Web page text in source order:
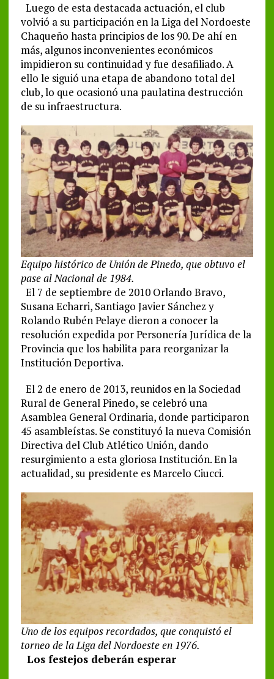
Luego de esta destacada actuación, el club
volvió a su participación en la Liga del Nordoeste
Chaqueño hasta principios de los 90. De ahí en
más, algunos inconvenientes económicos
impidieron su continuidad y fue desafiliado. A
ello le siguió una etapa de abandono total del
club, lo que ocasionó una paulatina destrucción
de su infraestructura.
Equipo histórico de Unión de Pinedo, que obtuvo el
pase al Nacional de 1984.
El 7 de septiembre de 2010 Orlando Bravo,
Susana Echarri, Santiago Javier Sánchez y
Rolando Rubén Pelaye dieron a conocer la
resolución expedida por Personería Jurídica de la
Provincia que los habilita para reorganizar la
Institución Deportiva.
El 2 de enero de 2013, reunidos en la Sociedad
Rural de General Pinedo, se celebró una
Asamblea General Ordinaria, donde participaron
45 asambleístas. Se constituyó la nueva Comisión
Directiva del Club Atlético Unión, dando
resurgimiento a esta gloriosa Institución. En la
actualidad, su presidente es Marcelo Ciucci.
Uno de los equipos recordados, que conquistó el
torneo de la Liga del Nordoeste en 1976.
Los festejos deberán esperar